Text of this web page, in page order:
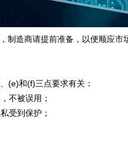
制造商请提前准备，以便顺应市
(e)和(f)三点要求有关：
不被误用；
受到保护；